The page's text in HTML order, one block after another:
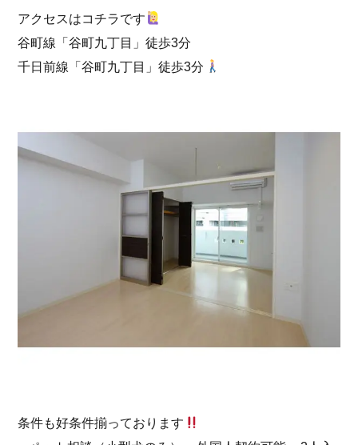
アクセスはコチラです
谷町線「谷町九丁目」徒歩3分
千日前線「谷町九丁目」徒歩3分
条件も好条件揃っております